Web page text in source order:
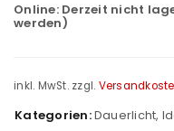
Online: Derzeit nicht
werden)
inkl. MwSt. zzgl.
Kategorien:Dauerlicht,